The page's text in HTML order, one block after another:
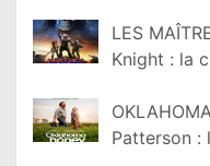
LES
Knight : la
Patterson :